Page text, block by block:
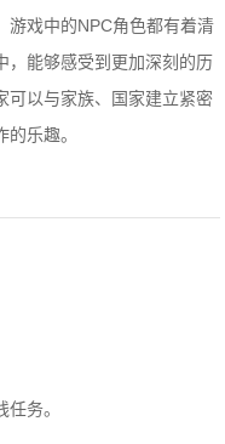
游戏中的NPC角色都有着清
，能够感受到更加深刻的历
可以与家族、国家建立紧密
乐趣。
务‌。